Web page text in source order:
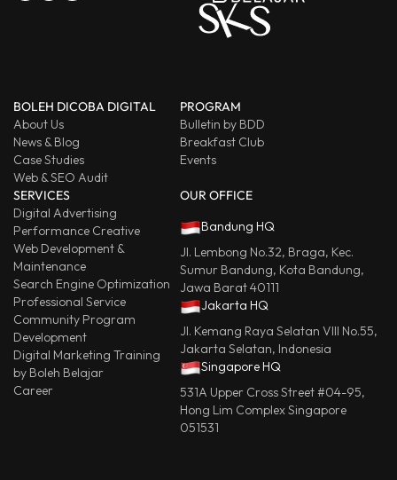
BOLEH DICOBA DIGITAL
About Us
News & Blog
Case Studies
Web & SEO Audit
PROGRAM
Bulletin by BDD
Breakfast Club
Events
SERVICES
Digital Advertising
Performance Creative
Web Development &
Maintenance
Search Engine Optimization
Professional Service
Community Program
Development
Digital Marketing Training
by Boleh Belajar
Career
OUR OFFICE
Bandung HQ
Jl. Lembong No.32, Braga, Kec.
Sumur Bandung, Kota Bandung,
Jawa Barat 40111
Jakarta HQ
Jl. Kemang Raya Selatan VIII No.55,
Jakarta Selatan, Indonesia
Singapore HQ
531A Upper Cross Street #04-95,
Hong Lim Complex Singapore
051531